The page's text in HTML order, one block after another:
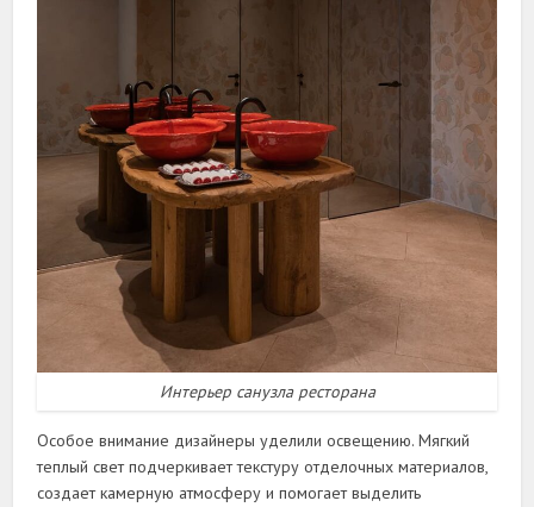
Интерьер санузла ресторана
Особое внимание дизайнеры уделили освещению. Мягкий
теплый свет подчеркивает текстуру отделочных материалов,
создает камерную атмосферу и помогает выделить